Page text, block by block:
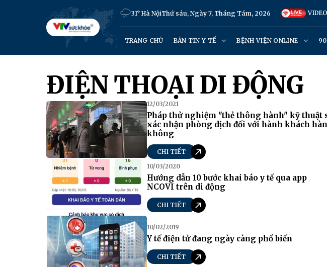
31° Hà NộiThứ sáu, Ngày 7, Tháng Tám, 2026 VIDEO
TRANG CHỦ BẢN TIN Y TẾ BỆNH VIỆN ONLINE
ĐIỆN THOẠI DI ĐỘNG
12/03/2021
Pháp thử nghiệm "thẻ thông hành" kỹ thuật
xác nhận phòng dịch đối với hành khách
không
CHI TIẾT
10/03/2020
Hướng dẫn 10 bước khai báo y tế qua app
NCOVI trên di động
CHI TIẾT
10/02/2019
Y tế điện tử đang ngày càng phổ biến
CHI TIẾT